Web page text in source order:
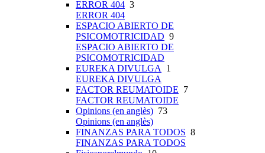
ERROR 404 3
ERROR 404
ESPACIO ABIERTO DE
PSICOMOTRICIDAD 9
ESPACIO ABIERTO DE
PSICOMOTRICIDAD
EUREKA DIVULGA 1
EUREKA DIVULGA
FACTOR REUMATOIDE 7
FACTOR REUMATOIDE
Opinions (en anglès) 73
Opinions (en anglès)
FINANZAS PARA TODOS 8
FINANZAS PARA TODOS